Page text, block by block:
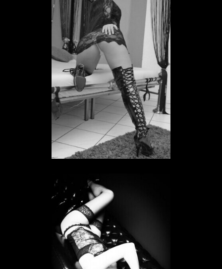
Sklavin Niemand
SKLAVIN IN HESSEN
Sklavin Lucy
SKLAVIN IN HESSEN